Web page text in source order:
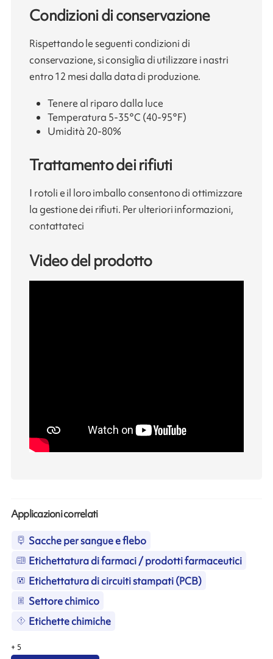
Condizioni di conservazione
Rispettando le seguenti condizioni di
conservazione, si consiglia di utilizzare i nastri
entro 12 mesi dalla data di produzione.
Tenere al riparo dalla luce
Temperatura 5-35°C (40-95°F)
Umidità 20-80%
Trattamento dei rifiuti
I rotoli e il loro imballo consentono di ottimizzare
la gestione dei rifiuti. Per ulteriori informazioni,
contattateci
Video del prodotto
Applicazioni correlati
Sacche per sangue e flebo
Etichettatura di farmaci / prodotti farmaceutici
Etichettatura di circuiti stampati (PCB)
Settore chimico
Etichette chimiche
+ 5